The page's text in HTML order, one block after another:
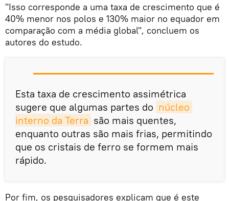
"Isso corresponde a uma taxa de crescimento que é
40% menor nos polos e 130% maior no equador em
comparação com a média global", concluem os
autores do estudo.
Esta taxa de crescimento assimétrica
sugere que algumas partes do núcleo
interno da Terra são mais quentes,
enquanto outras são mais frias, permitindo
que os cristais de ferro se formem mais
rápido.
Por fim, os pesquisadores explicam que é este